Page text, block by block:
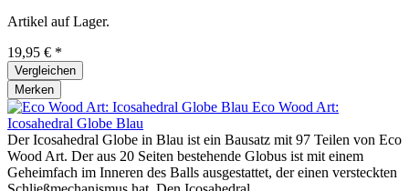
Artikel auf Lager.
19,95 € *
Vergleichen
Merken
Eco Wood Art:
Icosahedral Globe Blau
Der Icosahedral Globe in Blau ist ein Bausatz mit 97 Teilen von Eco
Wood Art. Der aus 20 Seiten bestehende Globus ist mit einem
Geheimfach im Inneren des Balls ausgestattet, der einen versteckten